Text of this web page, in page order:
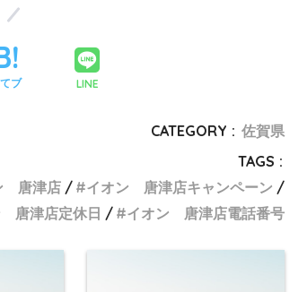
ブ LINE
CATEGORY : 佐賀県
TAGS :
唐津店
イオン 唐津店キャンペーン
唐津店定休日 イオン 唐津店電話番号